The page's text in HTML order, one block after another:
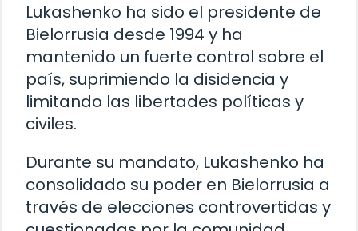
Lukashenko ha sido el presidente de
Bielorrusia desde 1994 y ha
mantenido un fuerte control sobre el
país, suprimiendo la disidencia y
limitando las libertades políticas y
civiles.
Durante su mandato, Lukashenko ha
consolidado su poder en Bielorrusia a
través de elecciones controvertidas y